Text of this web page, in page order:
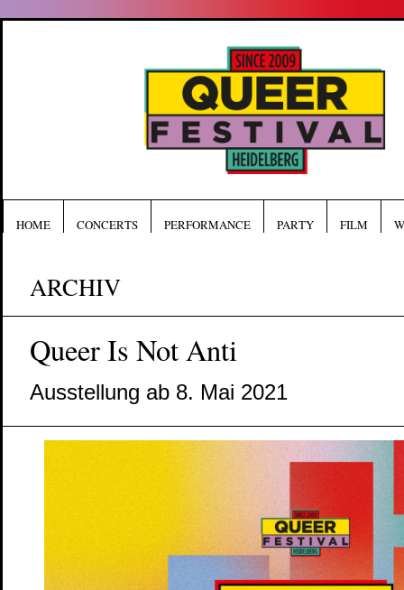
HOME CONCERTS PERFORMANCE PARTY FILM
ARCHIV
Queer Is Not Anti
Ausstellung ab 8. Mai 2021